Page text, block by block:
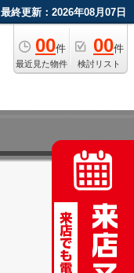
最終更新：2026年08月07日
00件
最近見た物件
00件
検討リスト